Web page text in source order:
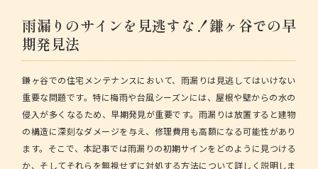
雨漏りのサインを見逃すな！鎌ヶ谷での早
期発見法
鎌ヶ谷での住宅メンテナンスにおいて、雨漏りは見逃してはいけない
重要な問題です。特に梅雨や台風シーズンには、屋根や壁からの水の
侵入が多くなるため、早期発見が重要です。雨漏りは放置すると建物
の構造に深刻なダメージを与え、修理費用も高額になる可能性があり
ます。そこで、本記事では雨漏りの初期サインをどのように見つける
か、そしてそれらを無視せずに対処する方法について詳しく説明しま